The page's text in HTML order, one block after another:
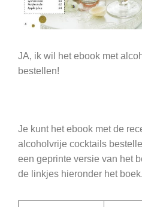
JA, ik wil het ebook met
bestellen!
Je kunt het ebook met de
alcoholvrije cocktails
een geprinte versie van het
de linkjes hieronder het boek.